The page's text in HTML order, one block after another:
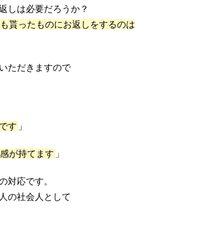
しは必要だろうか？
貰ったものにお返しをするのは
ただきますので
す 」
が持てます 」
対応です。
の社会人として